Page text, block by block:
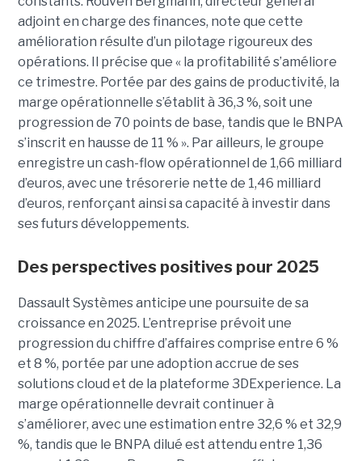
adjoint en charge des finances, note que cette
amélioration résulte d’un pilotage rigoureux des
opérations. Il précise que « la profitabilité s’améliore
ce trimestre. Portée par des gains de productivité, la
marge opérationnelle s’établit à 36,3 %, soit une
progression de 70 points de base, tandis que le BNPA
s’inscrit en hausse de 11 % ». Par ailleurs, le groupe
enregistre un cash-flow opérationnel de 1,66 milliard
d’euros, avec une trésorerie nette de 1,46 milliard
d’euros, renforçant ainsi sa capacité à investir dans
ses futurs développements.
Des perspectives positives pour 2025
Dassault Systèmes anticipe une poursuite de sa
croissance en 2025. L’entreprise prévoit une
progression du chiffre d’affaires comprise entre 6 %
et 8 %, portée par une adoption accrue de ses
solutions cloud et de la plateforme 3DExperience. La
marge opérationnelle devrait continuer à
s’améliorer, avec une estimation entre 32,6 % et 32,9
%, tandis que le BNPA dilué est attendu entre 1,36